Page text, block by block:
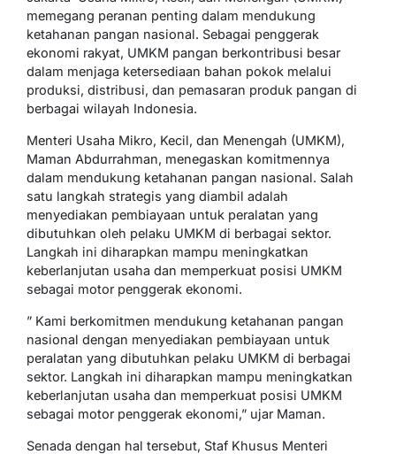
memegang peranan penting dalam mendukung
ketahanan pangan nasional. Sebagai penggerak
ekonomi rakyat, UMKM pangan berkontribusi besar
dalam menjaga ketersediaan bahan pokok melalui
produksi, distribusi, dan pemasaran produk pangan di
berbagai wilayah Indonesia.
Menteri Usaha Mikro, Kecil, dan Menengah (UMKM),
Maman Abdurrahman, menegaskan komitmennya
dalam mendukung ketahanan pangan nasional. Salah
satu langkah strategis yang diambil adalah
menyediakan pembiayaan untuk peralatan yang
dibutuhkan oleh pelaku UMKM di berbagai sektor.
Langkah ini diharapkan mampu meningkatkan
keberlanjutan usaha dan memperkuat posisi UMKM
sebagai motor penggerak ekonomi.
” Kami berkomitmen mendukung ketahanan pangan
nasional dengan menyediakan pembiayaan untuk
peralatan yang dibutuhkan pelaku UMKM di berbagai
sektor. Langkah ini diharapkan mampu meningkatkan
keberlanjutan usaha dan memperkuat posisi UMKM
sebagai motor penggerak ekonomi,” ujar Maman.
Senada dengan hal tersebut, Staf Khusus Menteri